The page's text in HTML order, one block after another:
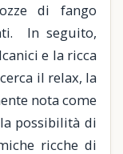
di fango
In seguito,
e la ricca
il relax, la
nota come
possibilità di
ricche di